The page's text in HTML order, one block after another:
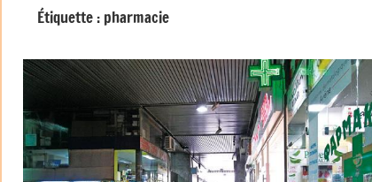
Étiquette : pharmacie